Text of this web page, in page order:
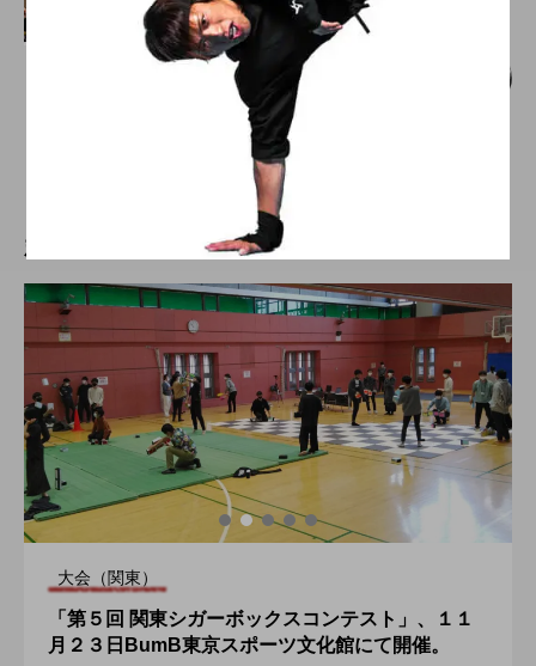
大会（中部）
【開催形式を変更】「JJF 2020」、２０
２０年９月１９日〜９月２１日、福井県
新着記事
大会（関東）
「第５回 関東シガーボックスコンテスト」、１１
月２３日BumB東京スポーツ文化館にて開催。